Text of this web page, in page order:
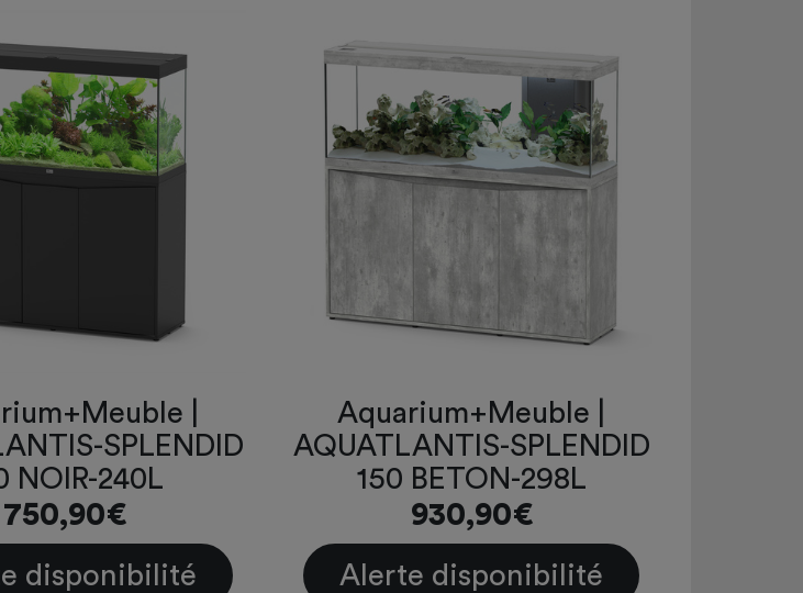
|
SPLENDID
NOIR-240L
750,90€
disponibilité
Aquarium+Meuble |
AQUATLANTIS-SPLENDID
150 BETON-298L
930,90€
Alerte disponibilité